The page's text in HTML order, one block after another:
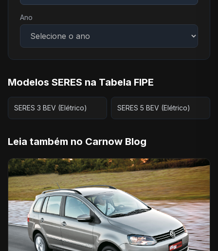
Ano
Modelos SERES na Tabela FIPE
SERES 3 BEV (Elétrico) SERES 5 BEV (Elétrico)
Leia também no Carnow Blog